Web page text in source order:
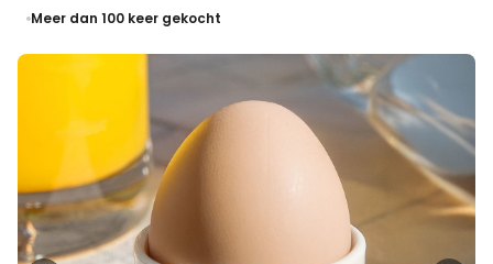
Personaliseerbaar
Gepersonaliseerde boxershort
11.600keer
gekocht
Personaliseerbaar
Gepersonaliseerde boxershort
met rits ontwerp
Meer dan
29,99 €
Meer dan 100 keer gekocht